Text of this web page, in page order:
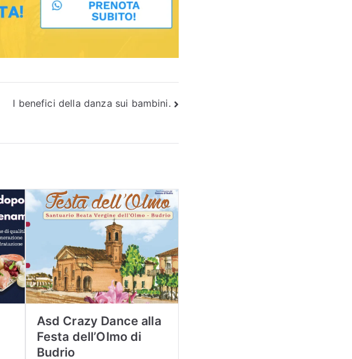
I benefici della danza sui bambini.
Asd Crazy Dance alla
Festa dell’Olmo di
Budrio